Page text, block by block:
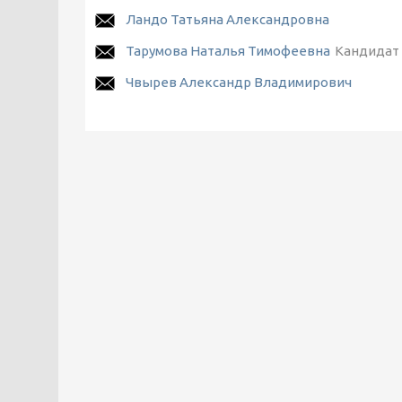
Ландо Татьяна Александровна
Тарумова Наталья Тимофеевна Кандидат
Чвырев Александр Владимирович